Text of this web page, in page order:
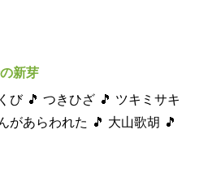
新芽
び 🎵 つきひざ 🎵 ツキミサキ
があらわれた 🎵 大山歌胡 🎵